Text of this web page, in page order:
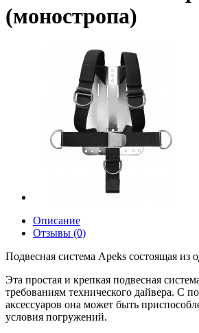
(моностропа)
Описание
Отзывы (0)
Подвесная система Apeks состоящая из
Эта простая и крепкая подвесная
требованиям технического дайвера. С
аксессуаров она может быть
условия погружений.